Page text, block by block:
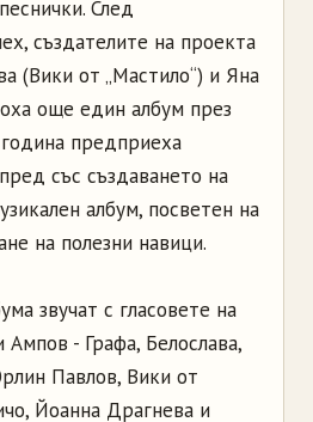
След
създателите на проекта
(Вики от „Мастило“) и Яна
още един албум през
предприеха
със създаването на
албум, посветен на
на полезни навици.
звучат с гласовете на
Ампов - Графа, Белослава,
Павлов, Вики от
Йоанна Драгнева и